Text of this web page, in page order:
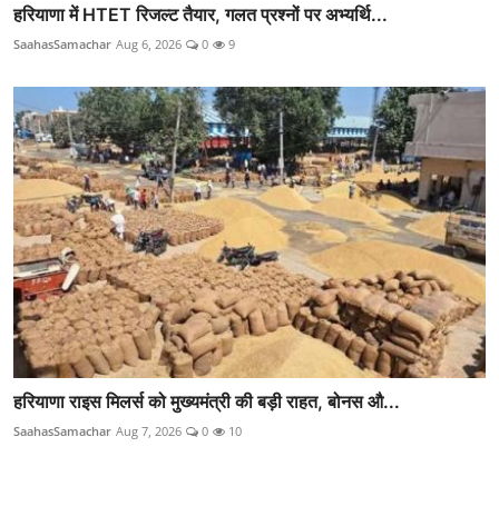
हरियाणा में HTET रिजल्ट तैयार, गलत प्रश्नों पर अभ्यर्थि...
SaahasSamachar Aug 6, 2026 0 9
हरियाणा राइस मिलर्स को मुख्यमंत्री की बड़ी राहत, बोनस औ...
SaahasSamachar Aug 7, 2026 0 10